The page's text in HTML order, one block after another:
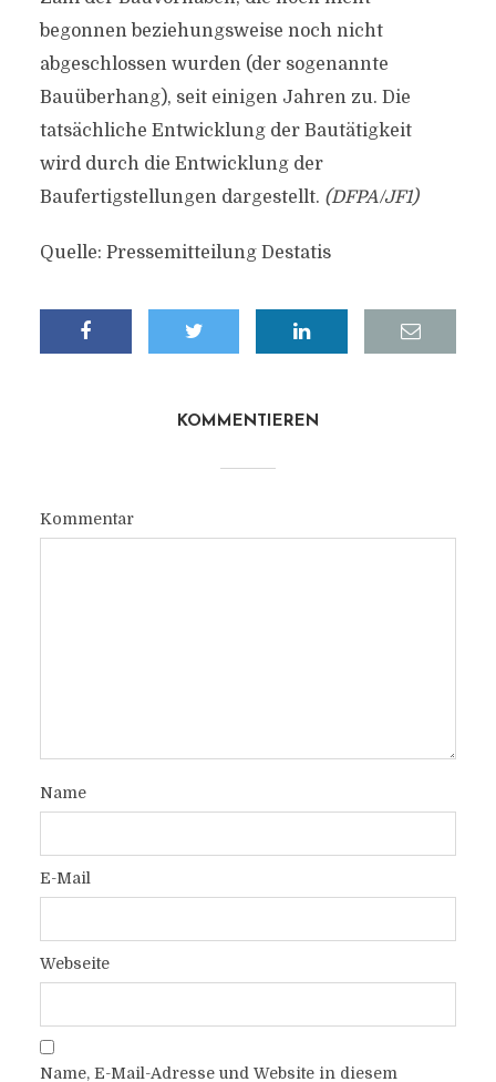
begonnen beziehungsweise noch nicht
abgeschlossen wurden (der sogenannte
Bauüberhang), seit einigen Jahren zu. Die
tatsächliche Entwicklung der Bautätigkeit
wird durch die Entwicklung der
Baufertigstellungen dargestellt. (DFPA/JF1)
Quelle: Pressemitteilung Destatis
KOMMENTIEREN
Kommentar
Name
E-Mail
Webseite
Name, E-Mail-Adresse und Website in diesem